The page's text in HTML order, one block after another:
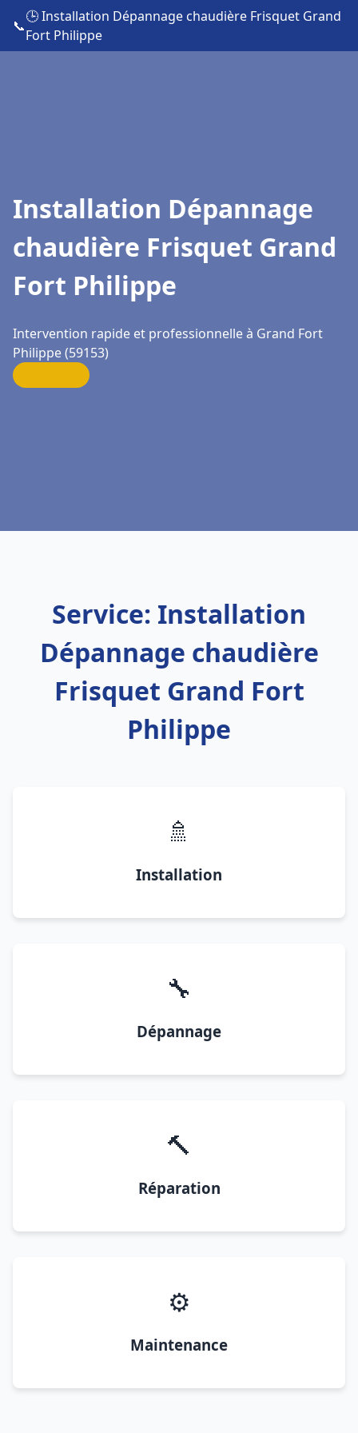
📞
🕒 Installation Dépannage chaudière Frisquet Grand
Fort Philippe
Installation Dépannage
chaudière Frisquet Grand
Fort Philippe
Intervention rapide et professionnelle à Grand Fort
Philippe (59153)
Service: Installation
Dépannage chaudière
Frisquet Grand Fort
Philippe
🚿
Installation
🔧
Dépannage
🔨
Réparation
⚙️
Maintenance